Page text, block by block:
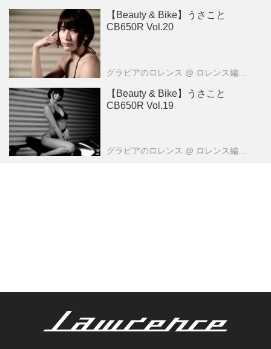
【Beauty & Bike】うさこと
CB650R Vol.20
グラビアのロレンス @ ロレンス編集部
【Beauty & Bike】うさこと
CB650R Vol.19
グラビアのロレンス @ ロレンス編集部